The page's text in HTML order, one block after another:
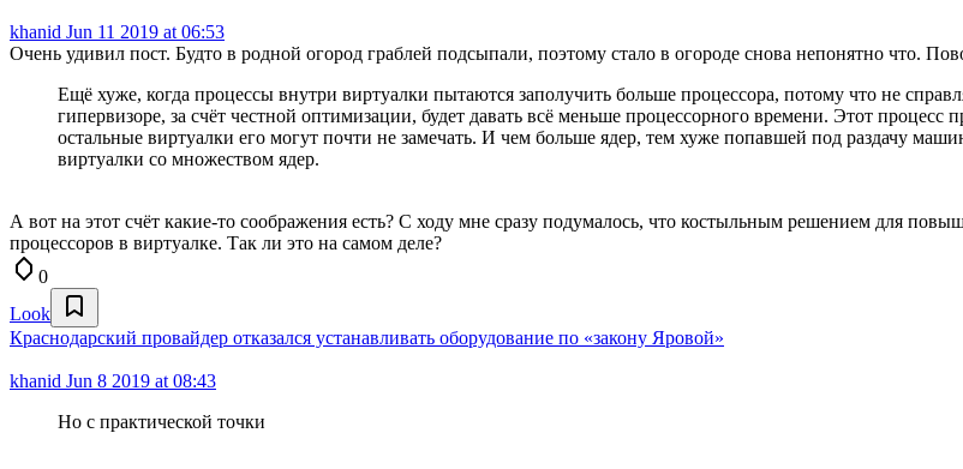
khanid Jun 11 2019 at 06:53
Очень удивил пост. Будто в родной огород граблей подсыпали, поэтому стало в огороде снова непонятно что.
Ещё хуже, когда процессы внутри виртуалки пытаются заполучить больше процессора, потому что не
гипервизоре, за счёт честной оптимизации, будет давать всё меньше процессорного времени. Этот процесс
остальные виртуалки его могут почти не замечать. И чем больше ядер, тем хуже попавшей под раздачу
виртуалки со множеством ядер.
А вот на этот счёт какие-то соображения есть? С ходу мне сразу подумалось, что костыльным решением для
процессоров в виртуалке. Так ли это на самом деле?
0
Look
Краснодарский провайдер отказался устанавливать оборудование по «закону Яровой»
khanid Jun 8 2019 at 08:43
Но с практической точки